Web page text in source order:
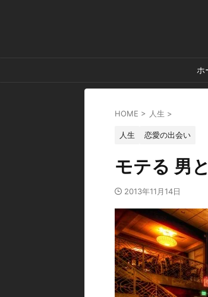
ホ
HOME > 人生 >
人生 恋愛の出会い
モテる 男
2013年11月14日